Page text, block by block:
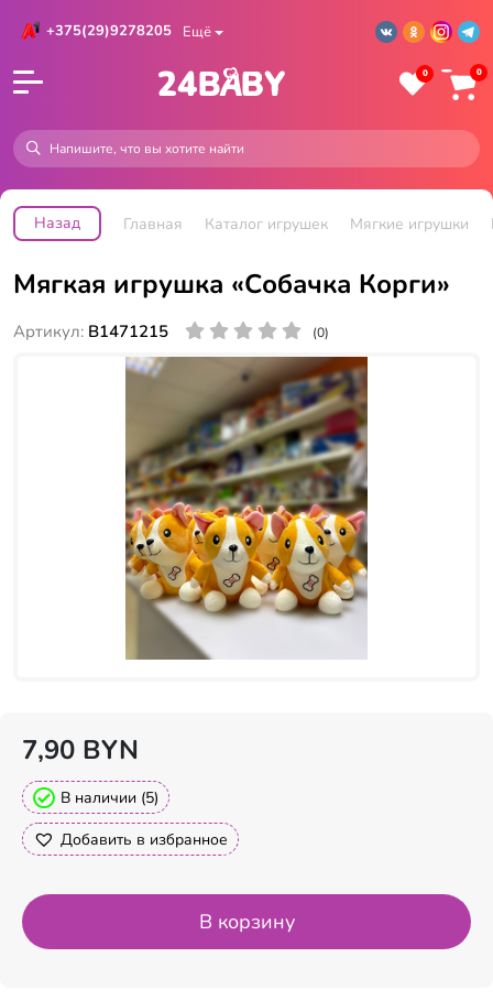
+375(29)9278205 Ещё
0 0
Назад Главная Каталог игрушек Мягкие игрушки
Мягкая игрушка «Собачка Корги»
Артикул: В1471215 (0)
7,90 BYN
В наличии (5)
Добавить в избранное
В корзину